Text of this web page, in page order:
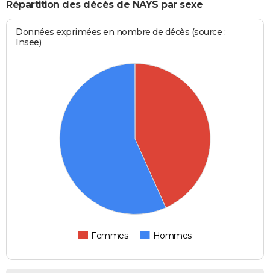
Répartition des décès de NAYS par sexe
Données exprimées en nombre de décès (source :
Insee)
Femmes Hommes